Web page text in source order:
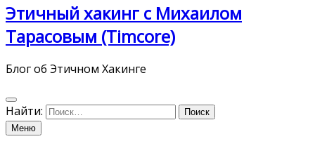
Этичный хакинг с Михаилом
Тарасовым (Timcore)
Блог об Этичном Хакинге
Найти:
Меню